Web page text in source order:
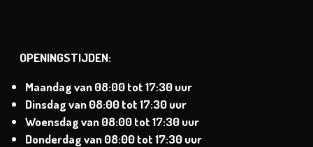
OPENINGSTIJDEN:
Maandag van08:00 tot 17:30 uur
Dinsdagvan08:00 tot 17:30 uur
Woensdag van08:00 tot 17:30 uur
Donderdag van08:00 tot 17:30 uur